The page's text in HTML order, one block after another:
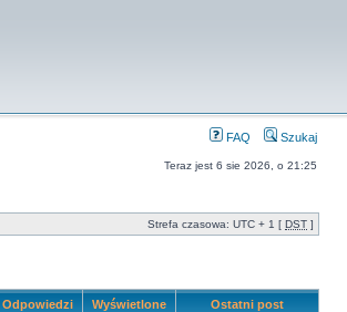
FAQ Szukaj
Teraz jest 6 sie 2026, o 21:25
Strefa czasowa: UTC + 1 [ DST ]
Odpowiedzi Wyświetlone Ostatni post